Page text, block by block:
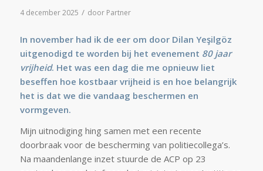
4 december 2025 / door Partner
In november had ik de eer om door Dilan Yeşilgöz
uitgenodigd te worden bij het evenement 80 jaar
vrijheid. Het was een dag die me opnieuw liet
beseffen hoe kostbaar vrijheid is en hoe belangrijk
het is dat we die vandaag beschermen en
vormgeven.
Mijn uitnodiging hing samen met een recente
doorbraak voor de bescherming van politiecollega’s.
Na maandenlange inzet stuurde de ACP op 23